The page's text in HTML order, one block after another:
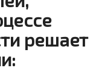
решает